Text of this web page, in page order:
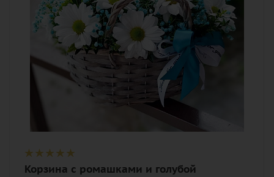
Корзина с ромашками и голубой